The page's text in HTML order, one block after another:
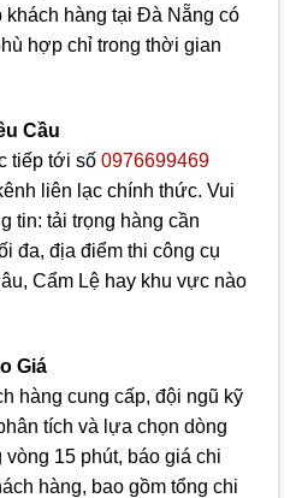
khách hàng tại Đà Nẵng có
hợp chỉ trong thời gian
Cầu
tiếp tới số 0976699469
liên lạc chính thức. Vui
tin: tải trọng hàng cần
đa, địa điểm thi công cụ
Cẩm Lệ hay khu vực nào
Giá
hàng cung cấp, đội ngũ kỹ
tích và lựa chọn dòng
15 phút, báo giá chi
hàng, bao gồm tổng chi